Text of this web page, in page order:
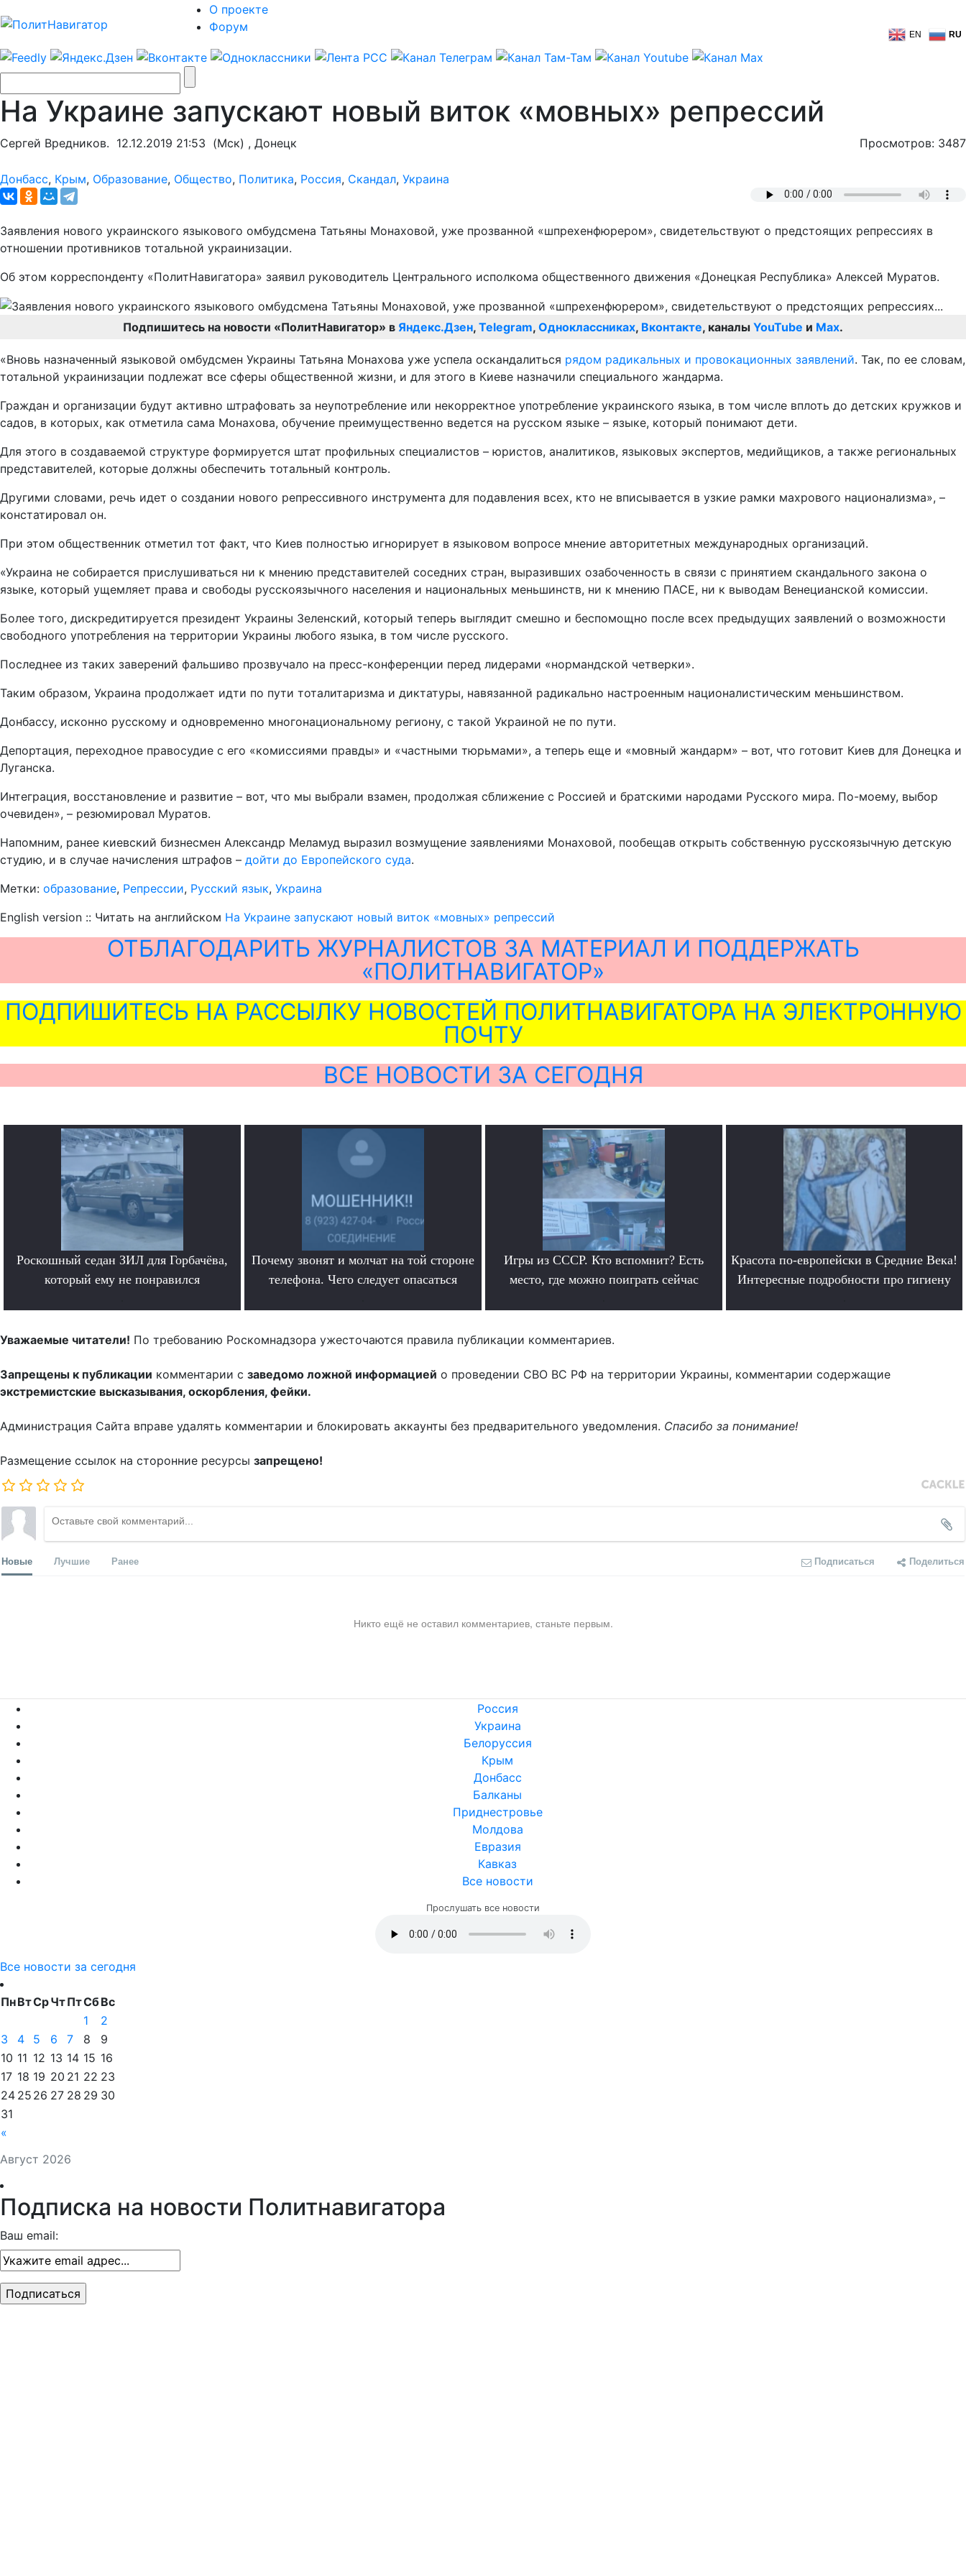
О проекте
Форум
EN RU
На Украине запускают новый виток «мовных» репрессий
Сергей Вредников. 12.12.2019 21:53 (Мск) , Донецк Просмотров: 3487
Донбасс, Крым, Образование, Общество, Политика, Россия, Скандал, Украина
Заявления нового украинского языкового омбудсмена Татьяны Монаховой, уже прозванной «шпрехенфюрером», свидетельствуют о предстоящих репрессиях в
отношении противников тотальной украинизации.
Об этом корреспонденту «ПолитНавигатора» заявил руководитель Центрального исполкома общественного движения «Донецкая Республика» Алексей Муратов.
Подпишитесь на новости «ПолитНавигатор» в Яндекс.Дзен, Telegram, Одноклассниках, Вконтакте, каналы YouTube и Max.
«Вновь назначенный языковой омбудсмен Украины Татьяна Монахова уже успела оскандалиться рядом радикальных и провокационных заявлений. Так, по ее словам,
тотальной украинизации подлежат все сферы общественной жизни, и для этого в Киеве назначили специального жандарма.
Граждан и организации будут активно штрафовать за неупотребление или некорректное употребление украинского языка, в том числе вплоть до детских кружков и
садов, в которых, как отметила сама Монахова, обучение преимущественно ведется на русском языке – языке, который понимают дети.
Для этого в создаваемой структуре формируется штат профильных специалистов – юристов, аналитиков, языковых экспертов, медийщиков, а также региональных
представителей, которые должны обеспечить тотальный контроль.
Другими словами, речь идет о создании нового репрессивного инструмента для подавления всех, кто не вписывается в узкие рамки махрового национализма», –
констатировал он.
При этом общественник отметил тот факт, что Киев полностью игнорирует в языковом вопросе мнение авторитетных международных организаций.
«Украина не собирается прислушиваться ни к мнению представителей соседних стран, выразивших озабоченность в связи с принятием скандального закона о
языке, который ущемляет права и свободы русскоязычного населения и национальных меньшинств, ни к мнению ПАСЕ, ни к выводам Венецианской комиссии.
Более того, дискредитируется президент Украины Зеленский, который теперь выглядит смешно и беспомощно после всех предыдущих заявлений о возможности
свободного употребления на территории Украины любого языка, в том числе русского.
Последнее из таких заверений фальшиво прозвучало на пресс-конференции перед лидерами «нормандской четверки».
Таким образом, Украина продолжает идти по пути тоталитаризма и диктатуры, навязанной радикально настроенным националистическим меньшинством.
Донбассу, исконно русскому и одновременно многонациональному региону, с такой Украиной не по пути.
Депортация, переходное правосудие с его «комиссиями правды» и «частными тюрьмами», а теперь еще и «мовный жандарм» – вот, что готовит Киев для Донецка и
Луганска.
Интеграция, восстановление и развитие – вот, что мы выбрали взамен, продолжая сближение с Россией и братскими народами Русского мира. По-моему, выбор
очевиден», – резюмировал Муратов.
Напомним, ранее киевский бизнесмен Александр Меламуд выразил возмущение заявлениями Монаховой, пообещав открыть собственную русскоязычную детскую
студию, и в случае начисления штрафов – дойти до Европейского суда.
Метки: образование, Репрессии, Русский язык, Украина
English version :: Читать на английском На Украине запускают новый виток «мовных» репрессий
ОТБЛАГОДАРИТЬ ЖУРНАЛИСТОВ ЗА МАТЕРИАЛ И ПОДДЕРЖАТЬ
«ПОЛИТНАВИГАТОР»
ПОДПИШИТЕСЬ НА РАССЫЛКУ НОВОСТЕЙ ПОЛИТНАВИГАТОРА НА ЭЛЕКТРОННУЮ
ПОЧТУ
ВСЕ НОВОСТИ ЗА СЕГОДНЯ
Роскошный седан ЗИЛ для Горбачёва,
который ему не понравился
Почему звонят и молчат на той стороне
телефона. Чего следует опасаться
Игры из СССР. Кто вспомнит? Есть
место, где можно поиграть сейчас
Красота по-европейски в Средние Века!
Интересные подробности про гигиену
Уважаемые читатели! По требованию Роскомнадзора ужесточаются правила публикации комментариев.
Запрещены к публикации комментарии с заведомо ложной информацией о проведении СВО ВС РФ на территории Украины, комментарии содержащие
экстремистские высказывания, оскорбления, фейки.
Администрация Сайта вправе удалять комментарии и блокировать аккаунты без предварительного уведомления. Спасибо за понимание!
Размещение ссылок на сторонние ресурсы запрещено!
Новые Лучшие Ранее Подписаться Поделиться
Никто ещё не оставил комментариев, станьте первым.
Россия
Украина
Белоруссия
Крым
Донбасс
Балканы
Приднестровье
Молдова
Евразия
Кавказ
Все новости
Прослушать все новости
Все новости за сегодня
Август 2026
ПнВтСрЧтПтСбВс
«
1
2
3
4 5 6 7 8
9
10 11 12 13 14 15 16
17 18 19 20 21 22 23
24 25 26 27 28 29 30
31
Подписка на новости Политнавигатора
Ваш email: